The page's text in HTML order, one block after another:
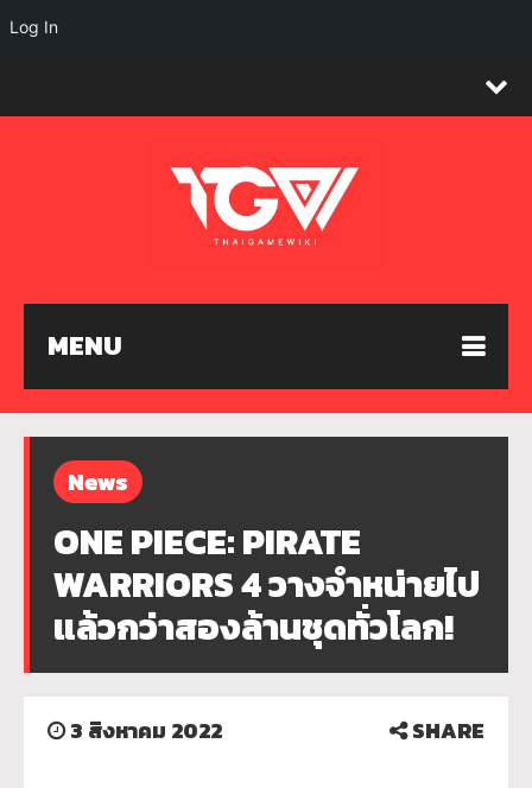
MENU
News
ONE PIECE: PIRATE
WARRIORS 4 วางจำหน่ายไป
แล้วกว่าสองล้านชุดทั่วโลก!
3 สิงหาคม 2022 SHARE
Log In